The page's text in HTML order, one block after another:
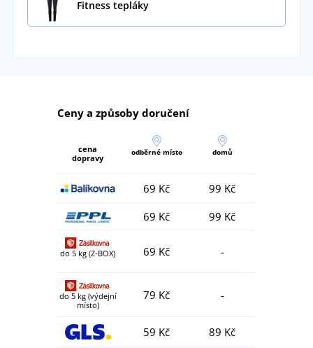
Fitness tepláky
Ceny a způsoby doručení
cena
dopravy
odběrné místo domů
69 Kč
99 Kč
69 Kč
99 Kč
do 5 kg (Z-BOX) 69 Kč -
do 5 kg (výdejní
místo)
79 Kč -
59 Kč 89 Kč